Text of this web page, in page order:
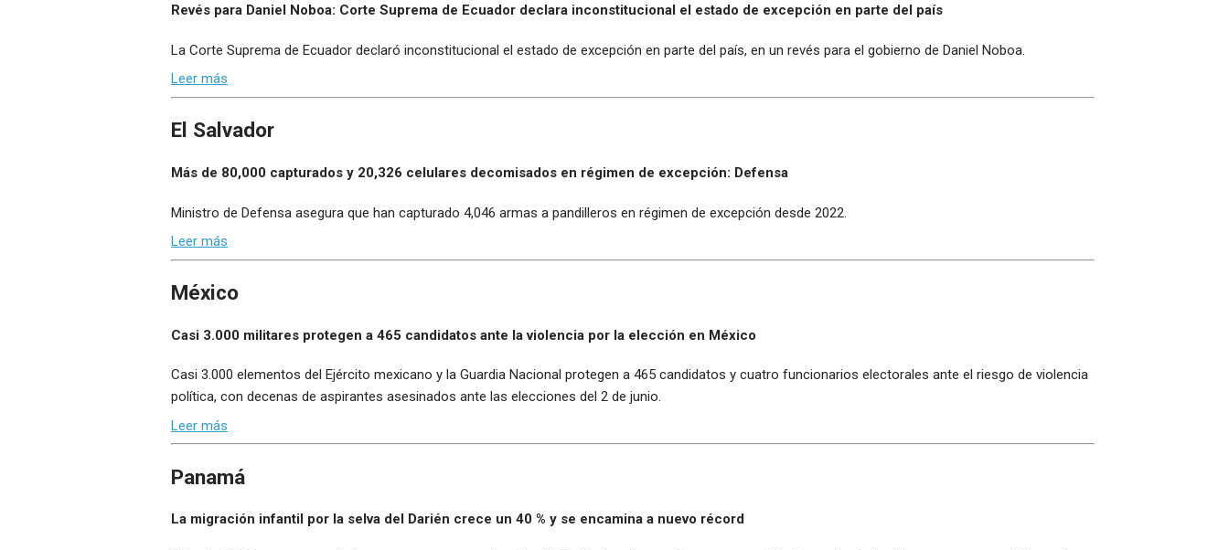
Revés para Daniel Noboa: Corte Suprema de Ecuador declara inconstitucional el estado de excepción en parte del país
La Corte Suprema de Ecuador declaró inconstitucional el estado de excepción en parte del país, en un revés para el gobierno de Daniel Noboa.
Leer más
El Salvador
Más de 80,000 capturados y 20,326 celulares decomisados en régimen de excepción: Defensa
Ministro de Defensa asegura que han capturado 4,046 armas a pandilleros en régimen de excepción desde 2022.
Leer más
México
Casi 3.000 militares protegen a 465 candidatos ante la violencia por la elección en México
Casi 3.000 elementos del Ejército mexicano y la Guardia Nacional protegen a 465 candidatos y cuatro funcionarios electorales ante el riesgo de violencia
política, con decenas de aspirantes asesinados ante las elecciones del 2 de junio.
Leer más
Panamá
La migración infantil por la selva del Darién crece un 40 % y se encamina a nuevo récord